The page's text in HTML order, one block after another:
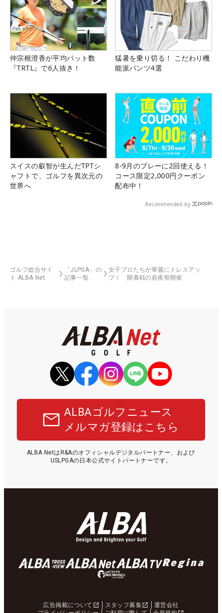
仲宗根澄香が平均パット数
『TRTL』で6人抜き！
猛暑を乗り切る！ こだわり機
能派パンツ4選
スイスの叡智が生んだTPTシ
ャフトで、ゴルフを異次元の
世界へ
8-9月のプレーに2回使える！
コース限定2,000円クーポン
配布中！
Recommended by
ゴルフ総合サイ
ト ALBA Net
「JLPGA」の
記事一覧
女子プロたちが華麗にドレスアッ
プ！ 開幕戦の前夜祭開催
ALBAゴルフニュース
メルマガ登録はこちら
ALBA NetはR&Aのオフィシャルデジタルパートナー、および
USLPGAの日本公式サイトパートナーです。
広告掲載について スタッフ募集
運営会社